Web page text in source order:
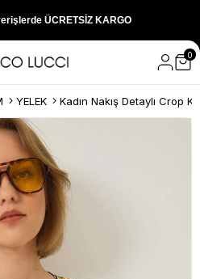
ÜCRETSİZ KARGO
150 TL İNDİRİM
hemen keşfedin
ÜCRETSİZ KARGO
150 TL İNDİRİM
0
YELEK